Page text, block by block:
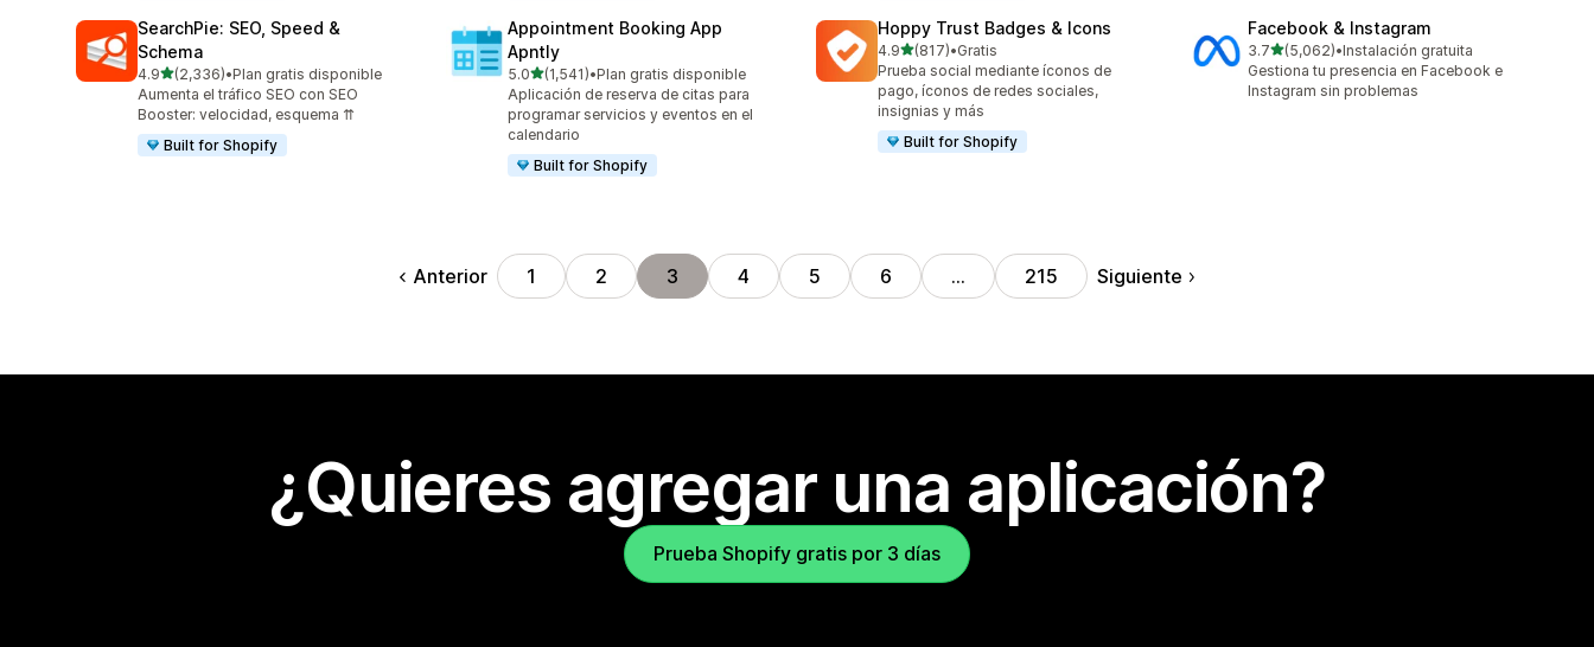
SearchPie: SEO, Speed &
Schema
4.9de 5 estrellas
(2,336)
2336 reseñas en total
•Plan gratis disponible
Aumenta el tráfico SEO con SEO
Booster: velocidad, esquema ⇈
Built for Shopify
Appointment Booking App
Apntly
5.0de 5 estrellas
(1,541)
1541 reseñas en total
•Plan gratis disponible
Aplicación de reserva de citas para
programar servicios y eventos en el
calendario
Built for Shopify
Hoppy Trust Badges & Icons
4.9de 5 estrellas
(817)
817 reseñas en total
•Gratis
Prueba social mediante íconos de
pago, íconos de redes sociales,
insignias y más
Built for Shopify
Facebook & Instagram
3.7de 5 estrellas
(5,062)
5062 reseñas en total
•Instalación gratuita
Gestiona tu presencia en Facebook e
Instagram sin problemas
Anterior 1 2 3 4 5 6 … 215 Siguiente
¿Quieres agregar una aplicación?
Prueba Shopify gratis por 3 días